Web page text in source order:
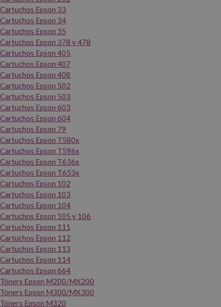
Cartuchos Epson 33
Cartuchos Epson 34
Cartuchos Epson 35
Cartuchos Epson 378 y 478
Cartuchos Epson 405
Cartuchos Epson 407
Cartuchos Epson 408
Cartuchos Epson 502
Cartuchos Epson 503
Cartuchos Epson 603
Cartuchos Epson 604
Cartuchos Epson 79
Cartuchos Epson T580x
Cartuchos Epson T596x
Cartuchos Epson T636x
Cartuchos Epson T653x
Cartuchos Epson 102
Cartuchos Epson 103
Cartuchos Epson 104
Cartuchos Epson 105 y 106
Cartuchos Epson 111
Cartuchos Epson 112
Cartuchos Epson 113
Cartuchos Epson 114
Cartuchos Epson 664
Tóners Epson M200/MX200
Tóners Epson M300/MX300
Tóners Epson M320